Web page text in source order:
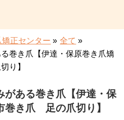
正センター » 全て »
巻き爪【伊達・保原巻き爪矯
り】
がある巻き爪【伊達・保
き爪 足の爪切り】